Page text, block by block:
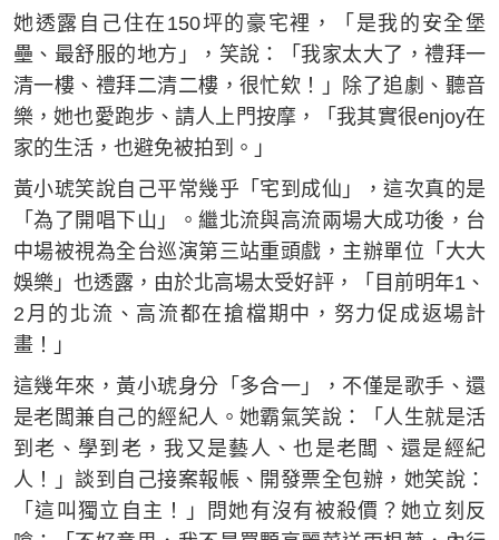
她透露自己住在150坪的豪宅裡，「是我的安全堡
壘、最舒服的地方」，笑說：「我家太大了，禮拜一
清一樓、禮拜二清二樓，很忙欸！」除了追劇、聽音
樂，她也愛跑步、請人上門按摩，「我其實很enjoy在
家的生活，也避免被拍到。」
黃小琥笑說自己平常幾乎「宅到成仙」，這次真的是
「為了開唱下山」。繼北流與高流兩場大成功後，台
中場被視為全台巡演第三站重頭戲，主辦單位「大大
娛樂」也透露，由於北高場太受好評，「目前明年1、
2月的北流、高流都在搶檔期中，努力促成返場計
畫！」
這幾年來，黃小琥身分「多合一」，不僅是歌手、還
是老闆兼自己的經紀人。她霸氣笑說：「人生就是活
到老、學到老，我又是藝人、也是老闆、還是經紀
人！」談到自己接案報帳、開發票全包辦，她笑說：
「這叫獨立自主！」問她有沒有被殺價？她立刻反